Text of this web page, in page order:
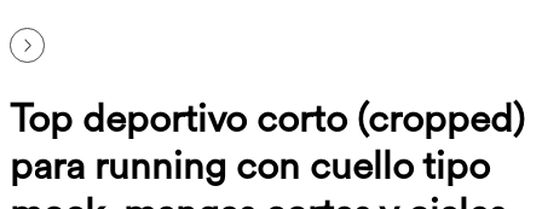
Top deportivo corto (cropped)
para running con cuello tipo